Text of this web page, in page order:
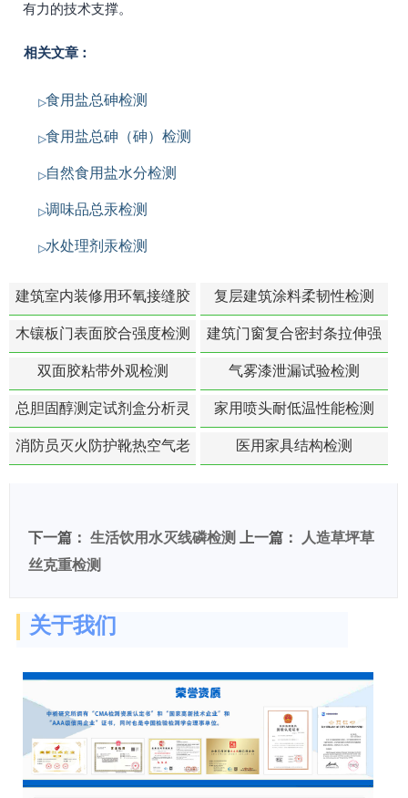
有力的技术支撑。
相关文章：
食用盐总砷检测
食用盐总砷（砷）检测
自然食用盐水分检测
调味品总汞检测
水处理剂汞检测
建筑室内装修用环氧接缝胶
苯含量检测
复层建筑涂料柔韧性检测
木镶板门表面胶合强度检测
建筑门窗复合密封条拉伸强
度-硬质塑料材料检测
双面胶粘带外观检测 气雾漆泄漏试验检测
总胆固醇测定试剂盒分析灵
敏度检测
家用喷头耐低温性能检测
消防员灭火防护靴热空气老
医用家具结构检测
下一篇： 生活饮用水灭线磷检测 上一篇：
人造草坪草
丝克重检测
关于我们